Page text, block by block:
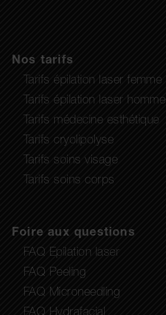
Nos tarifs
Tarifs épilation laser femme
Tarifs épilation laser homme
Tarifs médecine esthétique
Tarifs cryolipolyse
Tarifs soins visage
Tarifs soins corps
Foire aux questions
FAQ Epilation laser
FAQ Peeling
FAQ Microneedling